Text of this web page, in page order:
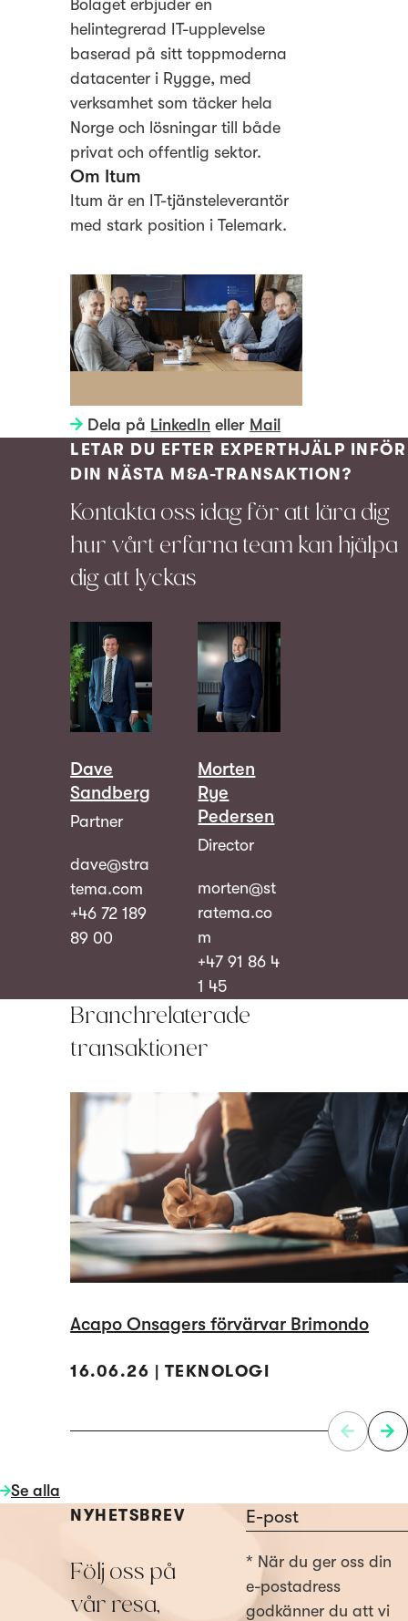
Bolaget erbjuder en
helintegrerad IT-upplevelse
baserad på sitt toppmoderna
datacenter i Rygge, med
verksamhet som täcker hela
Norge och lösningar till både
privat och offentlig sektor.
Om Itum
Itum är en IT-tjänsteleverantör
med stark position i Telemark.
Dela på LinkedIn eller Mail
LETAR DU EFTER EXPERTHJÄLP INFÖR
DIN NÄSTA M&A-TRANSAKTION?
Kontakta oss idag för att lära dig
hur vårt erfarna team kan hjälpa
dig att lyckas
Dave
Sandberg
Partner
dave@stra
tema.com
+46 72 189
89 00
Morten
Rye
Pedersen
Director
morten@st
ratema.co
m
+47 91 86 4
1 45
Branchrelaterade
transaktioner
Acapo Onsagers förvärvar Brimondo
16.06.26 | TEKNOLOGI
Se alla
NYHETSBREV
Följ oss på
vår resa,
Section
* När du ger oss din
e-postadress
godkänner du att vi